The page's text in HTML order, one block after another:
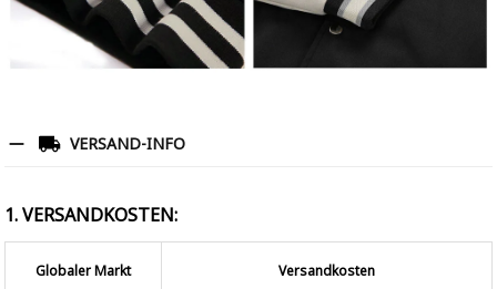
VERSAND-INFO
1. VERSANDKOSTEN:
Globaler Markt Versandkosten